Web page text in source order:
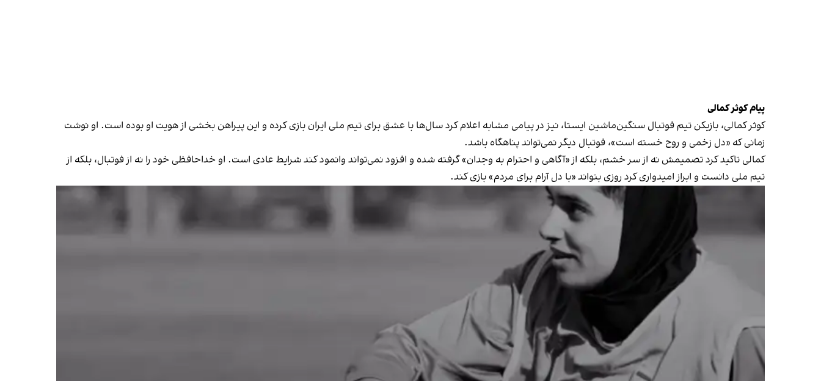
پیام کوثر کمالی
کوثر کمالی، بازیکن تیم فوتبال سنگین‌ماشین ایستا، نیز در پیامی مشابه اعلام کرد سال‌ها با عشق برای تیم ملی ایران بازی کرده و این پیراهن بخشی از هویت او بوده است. او نوشت
زمانی که «دل زخمی و روح خسته است»، فوتبال دیگر نمی‌تواند پناهگاه باشد.
کمالی تاکید کرد تصمیمش نه از سر خشم، بلکه از «آگاهی و احترام به وجدان» گرفته شده و افزود نمی‌تواند وانمود کند شرایط عادی است. او خداحافظی خود را نه از فوتبال، بلکه از
تیم ملی دانست و ابراز امیدواری کرد روزی بتواند «با دل آرام برای مردم» بازی کند.